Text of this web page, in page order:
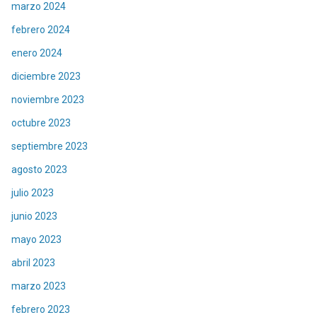
marzo 2024
febrero 2024
enero 2024
diciembre 2023
noviembre 2023
octubre 2023
septiembre 2023
agosto 2023
julio 2023
junio 2023
mayo 2023
abril 2023
marzo 2023
febrero 2023